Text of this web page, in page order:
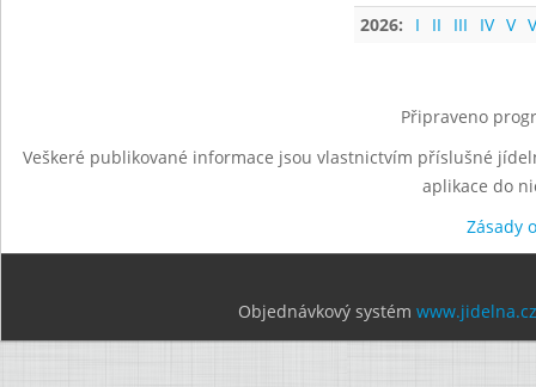
2026: I II III IV V
Připraveno
Veškeré publikované informace jsou vlastnictvím příslušné
aplikace do
Zásady
Objednávkový systém www.jidelna.cz